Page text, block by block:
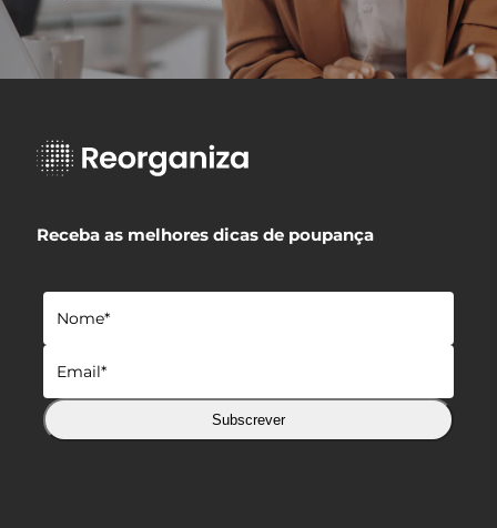
Receba as melhores dicas de poupança
Subscrever